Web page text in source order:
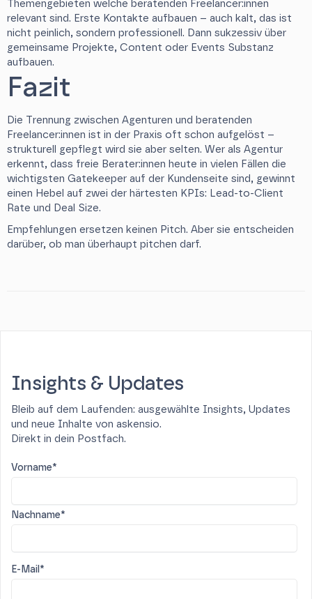
Themengebieten welche beratenden Freelancer:innen
relevant sind. Erste Kontakte aufbauen – auch kalt, das ist
nicht peinlich, sondern professionell. Dann sukzessiv über
gemeinsame Projekte, Content oder Events Substanz
aufbauen.
Fazit
Die Trennung zwischen Agenturen und beratenden
Freelancer:innen ist in der Praxis oft schon aufgelöst –
strukturell gepflegt wird sie aber selten. Wer als Agentur
erkennt, dass freie Berater:innen heute in vielen Fällen die
wichtigsten Gatekeeper auf der Kundenseite sind, gewinnt
einen Hebel auf zwei der härtesten KPIs: Lead-to-Client
Rate und Deal Size.
Empfehlungen ersetzen keinen Pitch. Aber sie entscheiden
darüber, ob man überhaupt pitchen darf.
Insights & Updates
Bleib auf dem Laufenden: ausgewählte Insights, Updates
und neue Inhalte von askensio.
Direkt in dein Postfach.
Vorname*
Nachname*
E-Mail*